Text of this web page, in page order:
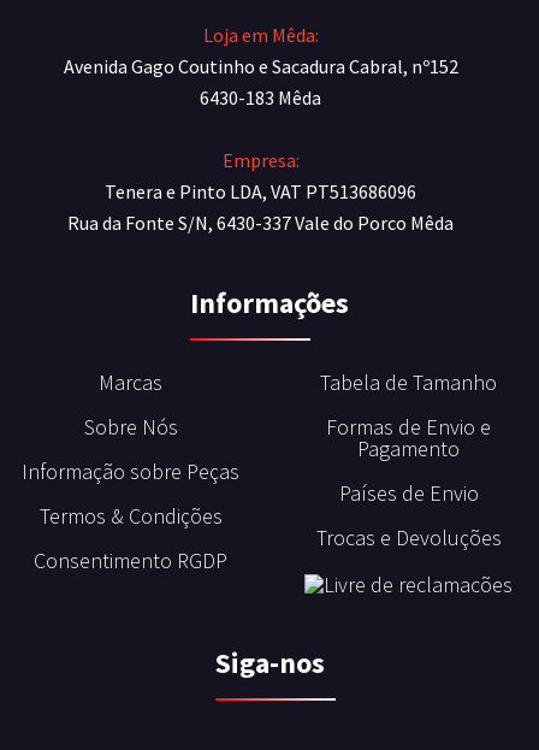
Loja em Mêda:
Avenida Gago Coutinho e Sacadura Cabral, nº152
6430-183 Mêda
Empresa:
Tenera e Pinto LDA, VAT PT513686096
Rua da Fonte S/N, 6430-337 Vale do Porco Mêda
Informações
Marcas
Sobre Nós
Informação sobre Peças
Termos & Condições
Consentimento RGDP
Tabela de Tamanho
Formas de Envio e
Pagamento
Países de Envio
Trocas e Devoluções
Siga-nos